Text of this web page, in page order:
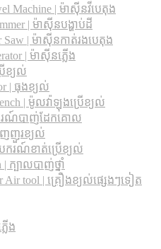
Machine | ម៉ាស៊ីនវីបេតុង
| ម៉ាស៊ីនបង្ហាប់ដី
Saw | ម៉ាស៊ីនកាត់រងបេតុង
| ម៉ាស៊ីនភ្លើង
ខ្យល់
| ធុងខ្យល់
| ម៉ូលវ៉ាឡុងប្រើខ្យល់
រណ៍បាញ់ដែកគោល
ញញួរខ្យល់
ករណ៍ខាត់ប្រើខ្យល់
ក្បាលបាញ់ថ្នាំ
Air tool | គ្រឿងខ្យល់ផ្សេងៗទៀត
ើង